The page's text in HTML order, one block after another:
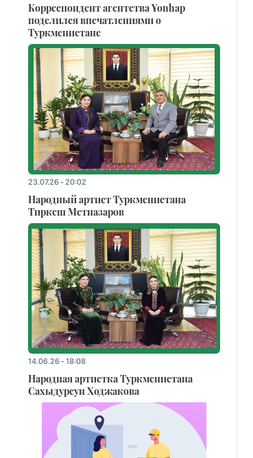
Корреспондент агентства Yonhap
поделился впечатлениями о
Туркменистане
23.07.26 - 20:02
Народный артист Туркменистана
Тиркеш Мeтназаров
14.06.26 - 18:08
Народная артистка Туркменистана
Сахыдурсун Ходжакова